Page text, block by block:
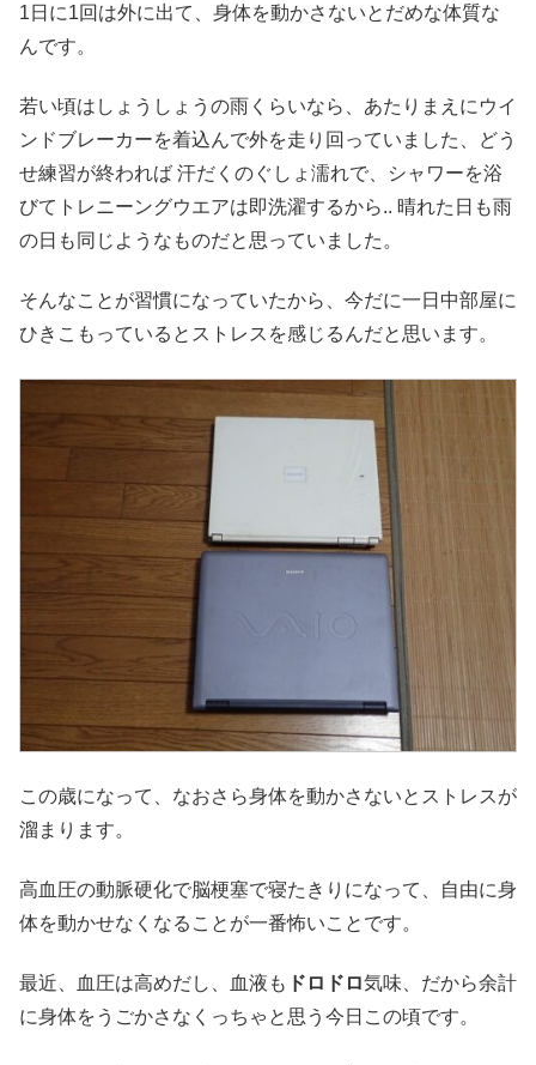
1日に1回は外に出て、身体を動かさないとだめな体質な
んです。
若い頃はしょうしょうの雨くらいなら、あたりまえにウイ
ンドブレーカーを着込んで外を走り回っていました、どう
せ練習が終われば 汗だくのぐしょ濡れで、シャワーを浴
びてトレニーングウエアは即洗濯するから.. 晴れた日も雨
の日も同じようなものだと思っていました。
そんなことが習慣になっていたから、今だに一日中部屋に
ひきこもっているとストレスを感じるんだと思います。
この歳になって、なおさら身体を動かさないとストレスが
溜まります。
高血圧の動脈硬化で脳梗塞で寝たきりになって、自由に身
体を動かせなくなることが一番怖いことです。
最近、血圧は高めだし、血液も ドロドロ気味、だから余計
に身体をうごかさなくっちゃと思う今日この頃です。